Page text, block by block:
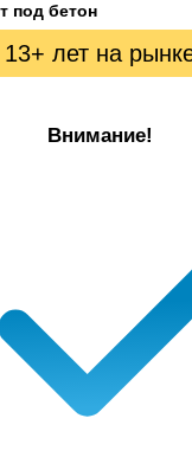
под бетон
13+ лет на
Внимание!